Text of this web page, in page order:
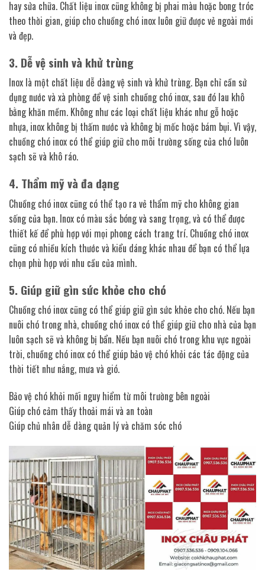
hay sửa chữa. Chất liệu inox cũng không bị phai màu hoặc bong tróc
theo thời gian, giúp cho chuồng chó inox luôn giữ được vẻ ngoài mới
và đẹp.
3. Dễ vệ sinh và khử trùng
Inox là một chất liệu dễ dàng vệ sinh và khử trùng. Bạn chỉ cần sử
dụng nước và xà phòng để vệ sinh chuồng chó inox, sau đó lau khô
bằng khăn mềm. Không như các loại chất liệu khác như gỗ hoặc
nhựa, inox không bị thấm nước và không bị mốc hoặc bám bụi. Vì vậy,
chuồng chó inox có thể giúp giữ cho môi trường sống của chó luôn
sạch sẽ và khô ráo.
4. Thẩm mỹ và đa dạng
Chuồng chó inox cũng có thể tạo ra vẻ thẩm mỹ cho không gian
sống của bạn. Inox có màu sắc bóng và sang trọng, và có thể được
thiết kế để phù hợp với mọi phong cách trang trí. Chuồng chó inox
cũng có nhiều kích thước và kiểu dáng khác nhau để bạn có thể lựa
chọn phù hợp với nhu cầu của mình.
5. Giúp giữ gìn sức khỏe cho chó
Chuồng chó inox cũng có thể giúp giữ gìn sức khỏe cho chó. Nếu bạn
nuôi chó trong nhà, chuồng chó inox có thể giúp giữ cho nhà của bạn
luôn sạch sẽ và không bị bẩn. Nếu bạn nuôi chó trong khu vực ngoài
trời, chuồng chó inox có thể giúp bảo vệ chó khỏi các tác động của
thời tiết như nắng, mưa và gió.
Bảo vệ chó khỏi mối nguy hiểm từ môi trường bên ngoài
Giúp chó cảm thấy thoải mái và an toàn
Giúp chủ nhân dễ dàng quản lý và chăm sóc chó